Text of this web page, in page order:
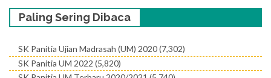
Paling Sering Dibaca
SK Panitia Ujian Madrasah (UM) 2020(7,302)
SK Panitia UM 2022 (5,820)